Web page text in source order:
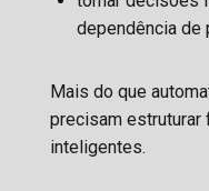
dependência de
Mais do que
precisam estruturar
inteligentes.